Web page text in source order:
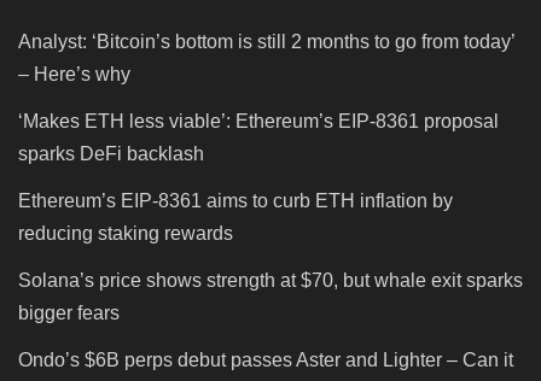
Analyst: ‘Bitcoin’s bottom is still 2 months to go from today’
– Here’s why
‘Makes ETH less viable’: Ethereum’s EIP-8361 proposal
sparks DeFi backlash
Ethereum’s EIP-8361 aims to curb ETH inflation by
reducing staking rewards
Solana’s price shows strength at $70, but whale exit sparks
bigger fears
Ondo’s $6B perps debut passes Aster and Lighter – Can it